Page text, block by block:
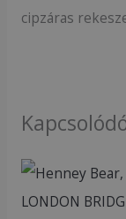
cipzáras